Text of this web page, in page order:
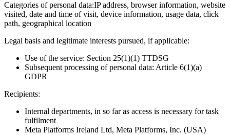
Categories of personal data:IP address, browser information, website
visited, date and time of visit, device information, usage data, click
path, geographical location
Legal basis and legitimate interests pursued, if applicable:
Use of the service: Section 25(1)(1) TTDSG
Subsequent processing of personal data: Article 6(1)(a)
GDPR
Recipients:
Internal departments, in so far as access is necessary for task
fulfilment
Meta Platforms Ireland Ltd, Meta Platforms, Inc. (USA)